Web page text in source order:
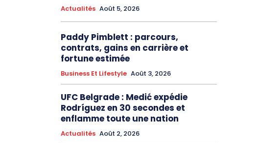
Actualités Août 5, 2026
Paddy Pimblett : parcours,
contrats, gains en carrière et
fortune estimée
Business Et Lifestyle Août 3, 2026
UFC Belgrade : Medić expédie
Rodríguez en 30 secondes et
enflamme toute une nation
Actualités Août 2, 2026